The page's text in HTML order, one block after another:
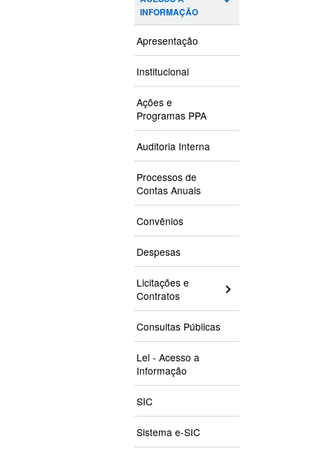
INFORMAÇÃO
Apresentação
Institucional
Ações e
Programas PPA
Auditoria Interna
Processos de
Contas Anuais
Convênios
Despesas
Licitações e
Contratos
Consultas Públicas
Lei - Acesso a
Informação
SIC
Sistema e-SIC